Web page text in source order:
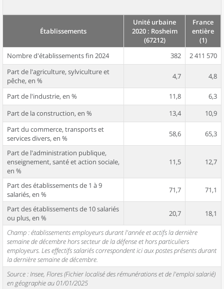
Établissements
Unité urbaine
2020 : Rosheim
(67212)
France
entière
(1)
Nombre d'établissements fin 2024
382
2 411 570
Part de l'agriculture, sylviculture et
pêche, en %
4,7 4,8
Part de l'industrie, en % 11,8
6,3
Part de la construction, en %
13,4
10,9
Part du commerce, transports et
services divers, en %
58,6 65,3
Part de l'administration publique,
enseignement, santé et action sociale,
en %
11,5 12,7
Part des établissements de 1 à 9
salariés, en %
71,7 71,1
Part des établissements de 10 salariés
ou plus, en %
20,7 18,1
Champ : établissements employeurs durant l'année et actifs la dernière
semaine de décembre hors secteur de la défense et hors particuliers
employeurs. Les effectifs salariés correspondent ici aux postes présents durant
la dernière semaine de décembre.
Source : Insee, Flores (Fichier localisé des rémunérations et de l'emploi salarié)
en géographie au 01/01/2025